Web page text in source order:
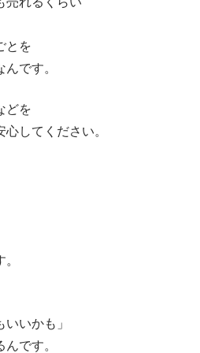
とを
です。
どを
してください。
いかも」
です。